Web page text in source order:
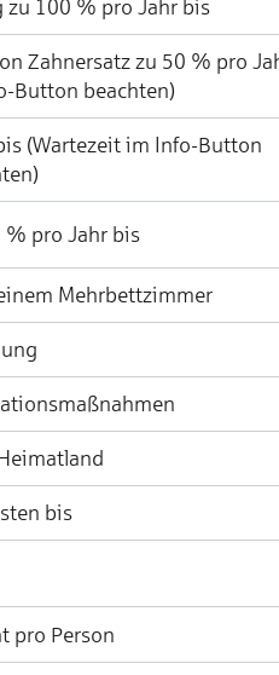
100 % pro Jahr bis
Zahnersatz zu 50 % pro
Button beachten)
(Wartezeit im Info-Button
pro Jahr bis
Mehrbettzimmer
bis
pro Person